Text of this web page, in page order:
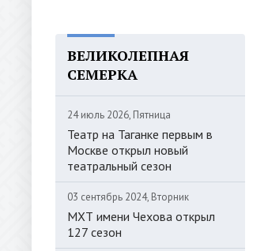
ВЕЛИКОЛЕПНАЯ
СЕМЕРКА
24 июль 2026, Пятница
Театр на Таганке первым в
Москве открыл новый
театральный сезон
03 сентябрь 2024, Вторник
МХТ имени Чехова открыл
127 сезон